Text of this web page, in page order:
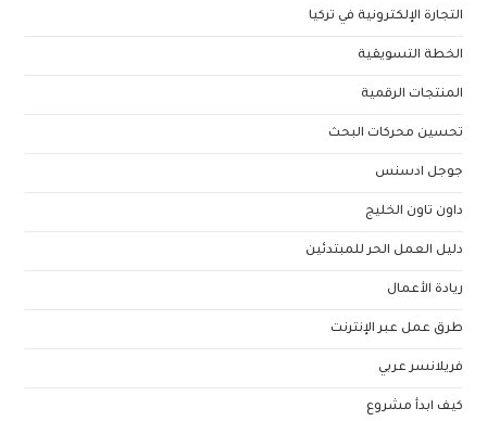
التجارة الإلكترونية في تركيا
الخطة التسويقية
المنتجات الرقمية
تحسين محركات البحث
جوجل ادسنس
داون تاون الخليج
دليل العمل الحر للمبتدئين
ريادة الأعمال
طرق عمل عبر الإنترنت
فريلانسر عربي
كيف ابدأ مشروع